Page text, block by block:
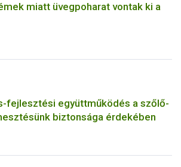
miatt üvegpoharat vontak ki a
fejlesztési együttműködés a szőlő-
biztonsága érdekében